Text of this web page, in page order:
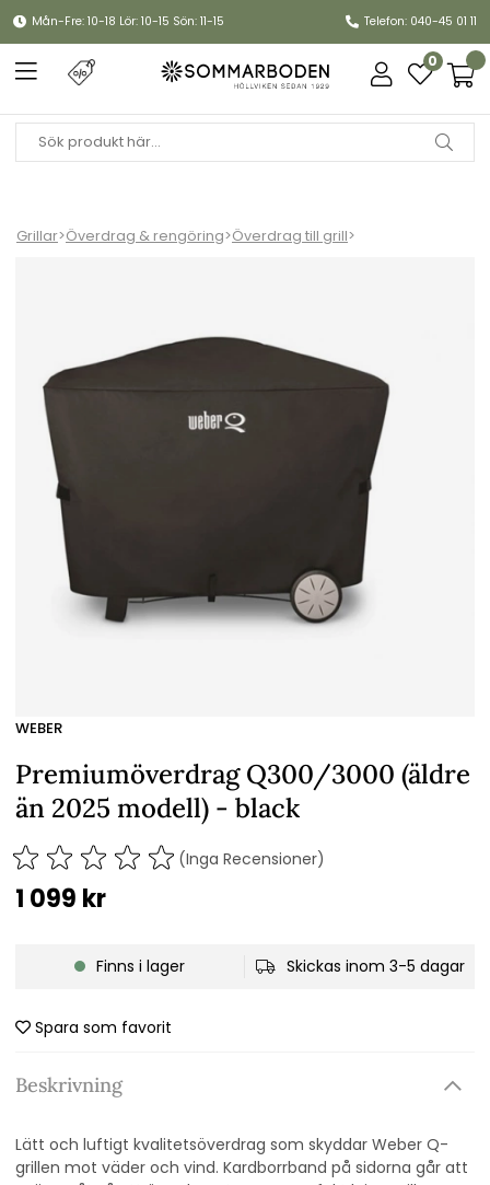
Mån-Fre: 10-18 Lör: 10-15 Sön: 11-15 Telefon: 040-45 01 11
0
Grillar>Överdrag & rengöring>Överdrag till grill>
WEBER
Premiumöverdrag Q300/3000 (äldre
än 2025 modell) - black
(Inga Recensioner)
1 099 kr
Finns i lager Skickas inom 3-5 dagar
Spara som favorit
Beskrivning
Lätt och luftigt kvalitetsöverdrag som skyddar Weber Q-
grillen mot väder och vind. Kardborrband på sidorna går att